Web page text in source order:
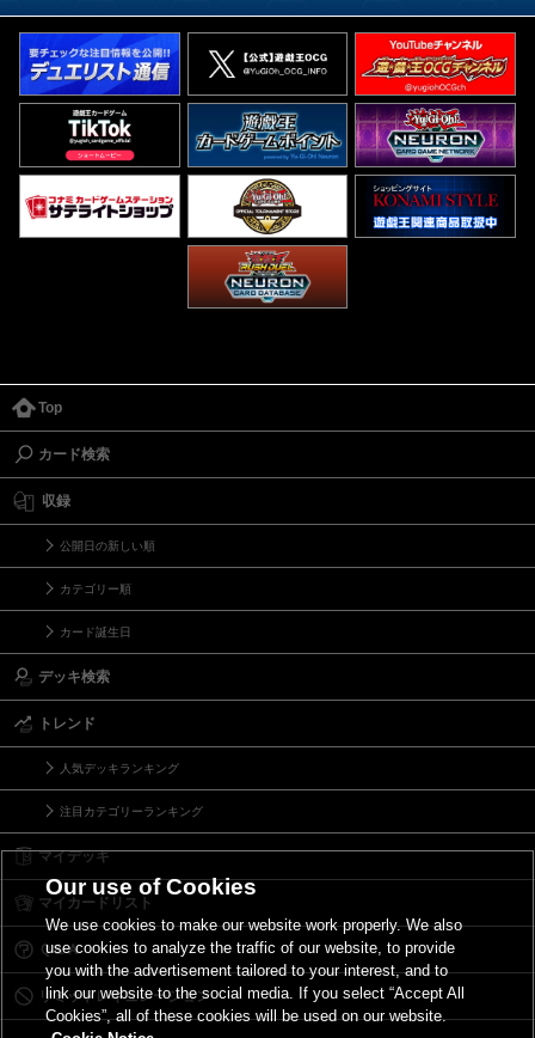
Top
カード検索
収録
公開日の新しい順
カテゴリー順
カード誕生日
デッキ検索
トレンド
人気デッキランキング
注目カテゴリーランキング
マイデッキ
マイカードリスト
Ｑ＆Ａ
リミットレギュレーション
Our use of Cookies
We use cookies to make our website work properly. We also
use cookies to analyze the traffic of our website, to provide
you with the advertisement tailored to your interest, and to
link our website to the social media. If you select “Accept All
Cookies”, all of these cookies will be used on our website.